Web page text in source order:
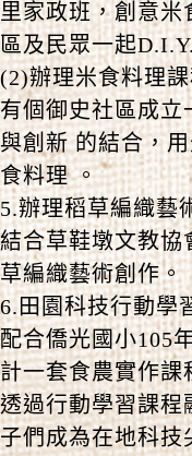
里家政班，創意米
區及民眾一起
(2)辦理米食料理
有個御史社區成立
與創新 的結合，
食料理 。
5.辦理稻草編織藝
結合草鞋墩文教協
草編織藝術創作。
6.田園科技行動學
配合僑光國小105
計一套食農實作課
透過行動學習課程
子們成為在地科技